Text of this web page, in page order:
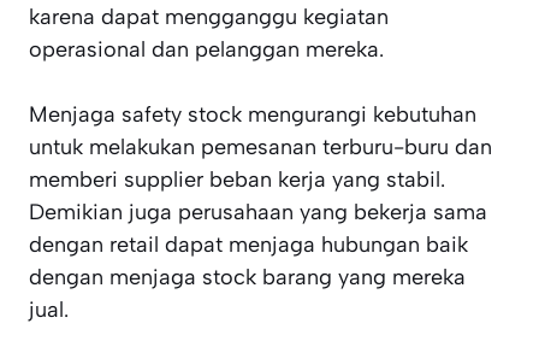
karena dapat mengganggu kegiatan
operasional dan pelanggan mereka.
Menjaga safety stock mengurangi kebutuhan
untuk melakukan pemesanan terburu-buru dan
memberi supplier beban kerja yang stabil.
Demikian juga perusahaan yang bekerja sama
dengan retail dapat menjaga hubungan baik
dengan menjaga stock barang yang mereka
jual.